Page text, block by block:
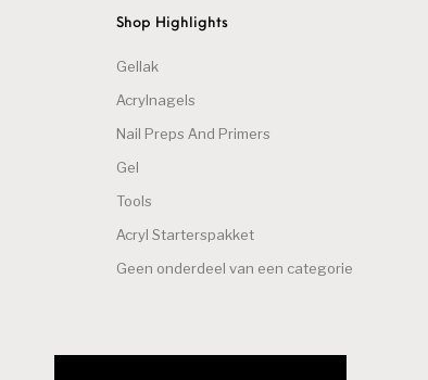
Shop Highlights
Gellak
Acrylnagels
Nail Preps And Primers
Gel
Tools
Acryl Starterspakket
Geen onderdeel van een categorie